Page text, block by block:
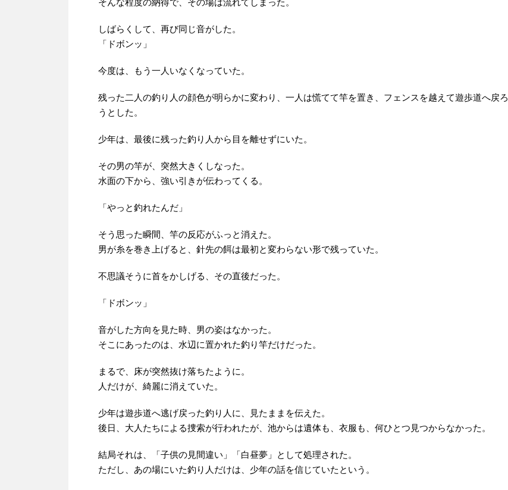
しばらくして、再び同じ音がした。
「ドボンッ」
今度は、もう一人いなくなっていた。
残った二人の釣り人の顔色が明らかに変わり、一人は慌てて竿を置き、フェンスを越えて遊歩道へ戻ろ
うとした。
少年は、最後に残った釣り人から目を離せずにいた。
その男の竿が、突然大きくしなった。
水面の下から、強い引きが伝わってくる。
「やっと釣れたんだ」
そう思った瞬間、竿の反応がふっと消えた。
男が糸を巻き上げると、針先の餌は最初と変わらない形で残っていた。
不思議そうに首をかしげる、その直後だった。
「ドボンッ」
音がした方向を見た時、男の姿はなかった。
そこにあったのは、水辺に置かれた釣り竿だけだった。
まるで、床が突然抜け落ちたように。
人だけが、綺麗に消えていた。
少年は遊歩道へ逃げ戻った釣り人に、見たままを伝えた。
後日、大人たちによる捜索が行われたが、池からは遺体も、衣服も、何ひとつ見つからなかった。
結局それは、「子供の見間違い」「白昼夢」として処理された。
ただし、あの場にいた釣り人だけは、少年の話を信じていたという。